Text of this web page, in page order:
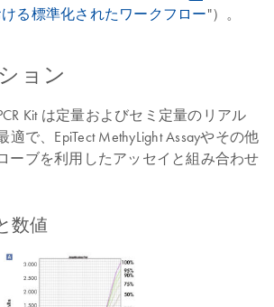
る標準化されたワークフロー"）。
ョン
Kit は定量およびセミ定量のリアル
適で、EpiTect MethyLight Assayやその他
ーブを利用したアッセイと組み合わせ
数値